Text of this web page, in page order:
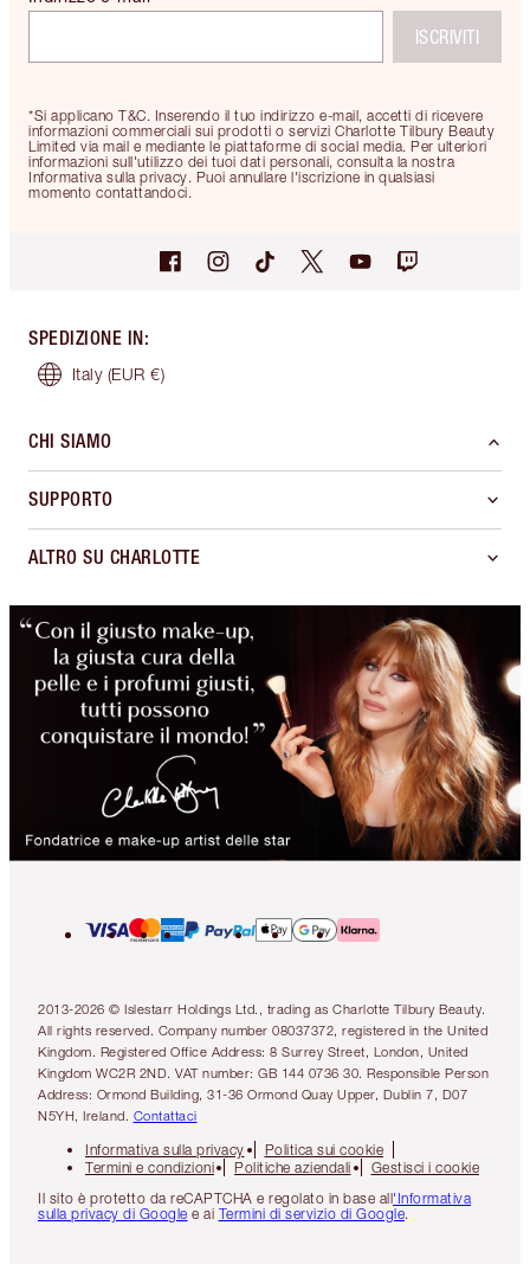
*Si applicano T&C. Inserendo il tuo indirizzo e-mail, accetti di ricevere
informazioni commerciali sui prodotti o servizi Charlotte Tilbury Beauty
Limited via mail e mediante le piattaforme di social media. Per ulteriori
informazioni sull'utilizzo dei tuoi dati personali, consulta la nostra
Informativa sulla privacy. Puoi annullare l'iscrizione in qualsiasi
momento contattandoci.
ISCRIVITI
SPEDIZIONE IN:
Italy (EUR €)
CHI SIAMO
SUPPORTO
ALTRO SU CHARLOTTE
2013-2026 © Islestarr Holdings Ltd., trading as Charlotte Tilbury Beauty.
All rights reserved. Company number 08037372, registered in the United
Kingdom. Registered Office Address: 8 Surrey Street, London, United
Kingdom WC2R 2ND. VAT number: GB 144 0736 30. Responsible Person
Address: Ormond Building, 31-36 Ormond Quay Upper, Dublin 7, D07
N5YH, Ireland. Contattaci
Informativa sulla privacy
Politica sui cookie
Termini e condizioni
Politiche aziendali
Gestisci i cookie
Il sito è protetto da reCAPTCHA e regolato in base all'Informativa
sulla privacy di Google e ai Termini di servizio di Google.